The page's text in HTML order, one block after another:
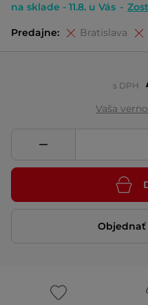
na sklade - 11.8. u Vás -
Predajne: Bratislava
s DPH
Vaša